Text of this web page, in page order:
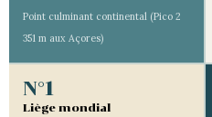
Point culminant continental (Pico 2
351 m aux Açores)
N°1
Liège mondial